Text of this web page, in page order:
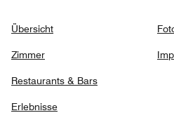
Übersicht
Zimmer
Restaurants & Bars
Erlebnisse